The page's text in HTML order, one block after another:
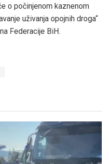
o počinjenom kaznenom
uživanja opojnih droga“
Federacije BiH.